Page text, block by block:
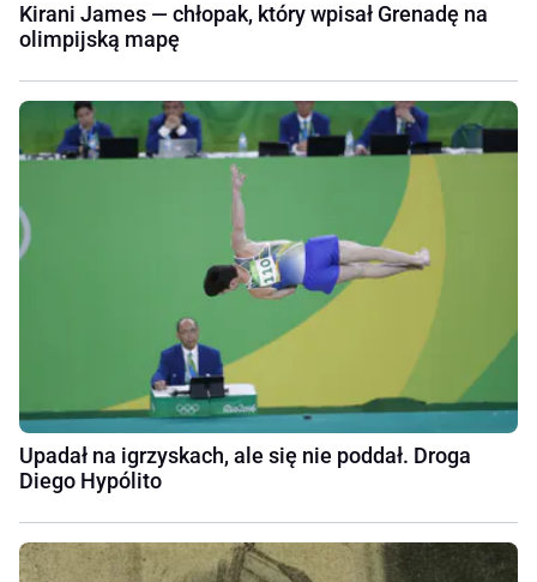
Kirani James — chłopak, który wpisał Grenadę na
olimpijską mapę
Upadał na igrzyskach, ale się nie poddał. Droga
Diego Hypólito